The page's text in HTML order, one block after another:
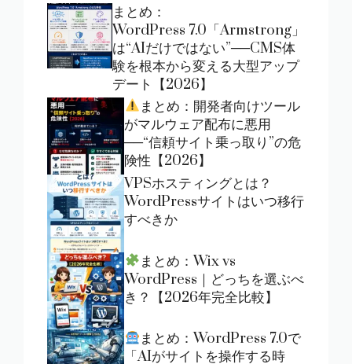
まとめ：
WordPress 7.0「Armstrong」
は“AIだけではない”──CMS体
験を根本から変える大型アップ
デート【2026】
まとめ：開発者向けツール
がマルウェア配布に悪用
──“信頼サイト乗っ取り”の危
険性【2026】
VPSホスティングとは？
WordPressサイトはいつ移行
すべきか
まとめ：Wix vs
WordPress｜どっちを選ぶべ
き？【2026年完全比較】
まとめ：WordPress 7.0で
「AIがサイトを操作する時